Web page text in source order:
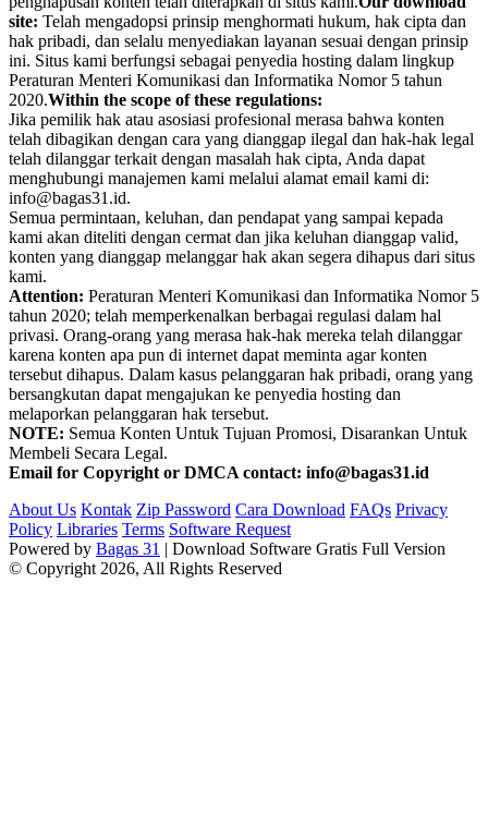
site: Telah mengadopsi prinsip menghormati hukum, hak cipta dan
hak pribadi, dan selalu menyediakan layanan sesuai dengan prinsip
ini. Situs kami berfungsi sebagai penyedia hosting dalam lingkup
Peraturan Menteri Komunikasi dan Informatika Nomor 5 tahun
2020.Within the scope of these regulations:
Jika pemilik hak atau asosiasi profesional merasa bahwa konten
telah dibagikan dengan cara yang dianggap ilegal dan hak-hak legal
telah dilanggar terkait dengan masalah hak cipta, Anda dapat
menghubungi manajemen kami melalui alamat email kami di:
info@bagas31.id.
Semua permintaan, keluhan, dan pendapat yang sampai kepada
kami akan diteliti dengan cermat dan jika keluhan dianggap valid,
konten yang dianggap melanggar hak akan segera dihapus dari situs
kami.
Attention: Peraturan Menteri Komunikasi dan Informatika Nomor 5
tahun 2020; telah memperkenalkan berbagai regulasi dalam hal
privasi. Orang-orang yang merasa hak-hak mereka telah dilanggar
karena konten apa pun di internet dapat meminta agar konten
tersebut dihapus. Dalam kasus pelanggaran hak pribadi, orang yang
bersangkutan dapat mengajukan ke penyedia hosting dan
melaporkan pelanggaran hak tersebut.
NOTE: Semua Konten Untuk Tujuan Promosi, Disarankan Untuk
Membeli Secara Legal.
Email for Copyright or DMCA contact: info@bagas31.id
About Us Kontak Zip Password Cara Download FAQs Privacy
Policy Libraries Terms Software Request
Powered by Bagas 31 | Download Software Gratis Full Version
© Copyright 2026, All Rights Reserved